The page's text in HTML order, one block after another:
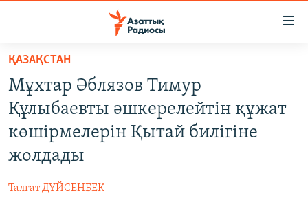
Skip
main
content
Skip
to
main
Skip
САЯСАТ
AZATTYQTV
ӘЛЕУМЕТ
ҚАЗАҚСТАН
Мұхтар Әблязов Тимур
Құлыбаевты әшкерелейтін құжат
көшірмелерін Қытай билігіне
жолдады
Талғат ДҮЙСЕНБЕК